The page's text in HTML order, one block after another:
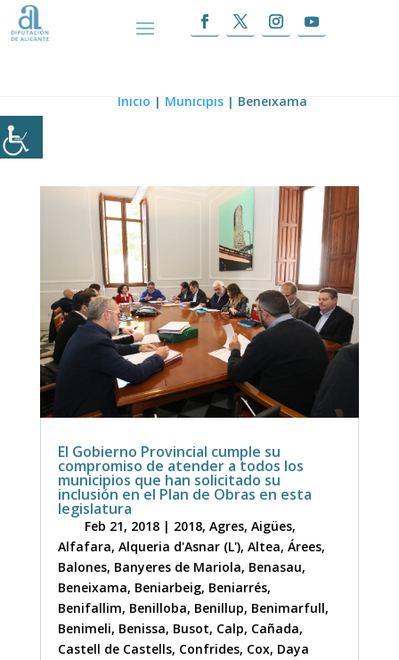
Inicio | Municipis | Beneixama
El Gobierno Provincial cumple su
compromiso de atender a todos los
municipios que han solicitado su
inclusión en el Plan de Obras en esta
legislatura
Feb 21, 2018| 2018, Agres, Aigües,
Alfafara, Alqueria d'Asnar (L'), Altea, Árees,
Balones, Banyeres de Mariola, Benasau,
Beneixama, Beniarbeig, Beniarrés,
Benifallim, Benilloba, Benillup, Benimarfull,
Benimeli, Benissa, Busot, Calp, Cañada,
Castell de Castells, Confrides, Cox, Daya